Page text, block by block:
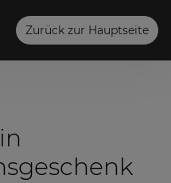
Zurück zur Hauptseite